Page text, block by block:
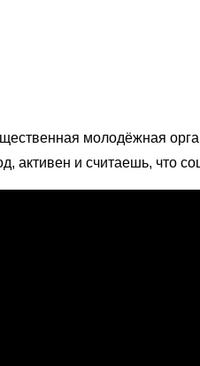
молодёжная
активен и считаешь, что